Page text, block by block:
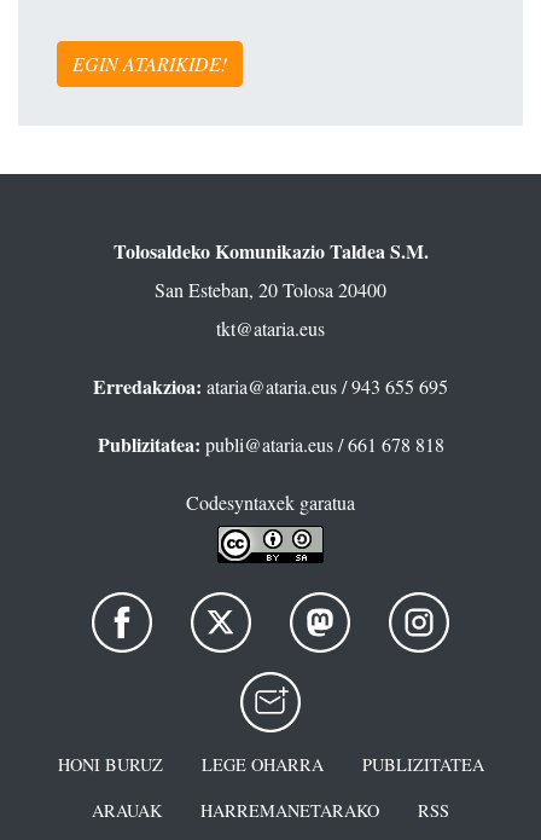
EGIN ATARIKIDE!
Tolosaldeko Komunikazio Taldea S.M.
San Esteban, 20 Tolosa 20400
tkt@ataria.eus
Erredakzioa: ataria@ataria.eus/ 943 655 695
Publizitatea: publi@ataria.eus/ 661 678 818
Codesyntaxek garatua
HONI BURUZ LEGE OHARRA
PUBLIZITATEA
ARAUAK
HARREMANETARAKO RSS